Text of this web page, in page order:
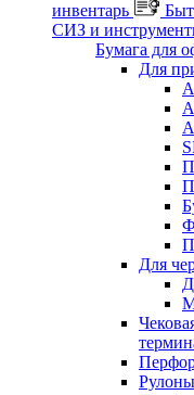
инвентарь
СИЗ и
Бумага для
Для
Для